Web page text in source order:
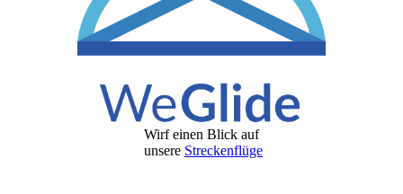
Wirf einen Blick auf
unsere Streckenflüge